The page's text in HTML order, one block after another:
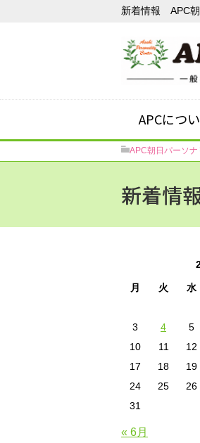
新着情報 APC朝
APCにつ
APC朝日パーソ
新着情
月 火 水
3
4 5
10
11 12
17
18 19
24
25 26
31
« 6月